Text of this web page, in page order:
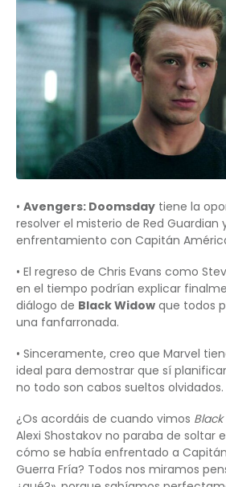
• Avengers: Doomsday tiene la
resolver el misterio de Red Guardian
enfrentamiento con Capitán
• El regreso de Chris Evans como
en el tiempo podrían explicar
diálogo de Black Widow que todos
una fanfarronada.
• Sinceramente, creo que Marvel
ideal para demostrar que sí
no todo son cabos sueltos olvidados.
¿Os acordáis de cuando vimos
Alexi Shostakov no paraba de soltar
cómo se había enfrentado a
Guerra Fría? Todos nos miramos